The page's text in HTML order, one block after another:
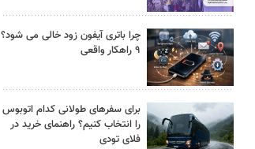
چرا باتری آیفون زود خالی می شود؟
۹ راهکار واقعی
برای سفرهای طولانی کدام اتوبوس
را انتخاب کنیم؟ راهنمای خرید در
فلای تودی